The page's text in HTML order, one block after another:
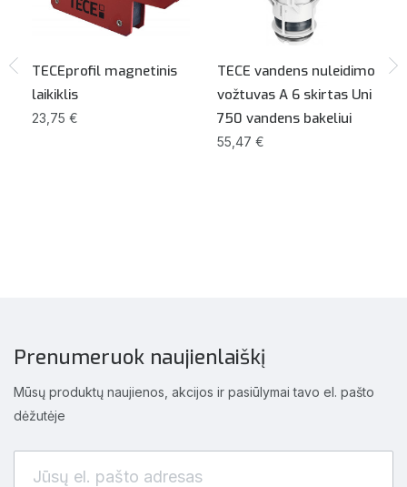
TECEprofil magnetinis
laikiklis
23,75 €
TECE vandens nuleidimo
vožtuvas A 6 skirtas Uni
750 vandens bakeliui
55,47 €
Prenumeruok naujienlaiškį
Mūsų produktų naujienos, akcijos ir pasiūlymai tavo el. pašto
dėžutėje